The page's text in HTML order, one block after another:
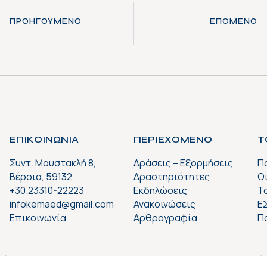
ΠΡΟΗΓΟΎΜΕΝΟ ΕΠΌΜΕΝΟ
ΕΠΙΚΟΙΝΩΝΙΑ
Συντ. Μουστακλή 8,
Βέροια, 59132
+30.23310-22223
infokemaed@gmail.com
Επικοινωνία
ΠΕΡΙΕΧΟΜΕΝΟ
Δράσεις – Εξορμήσεις
Δραστηριότητες
Εκδηλώσεις
Ανακοινώσεις
Αρθρογραφία